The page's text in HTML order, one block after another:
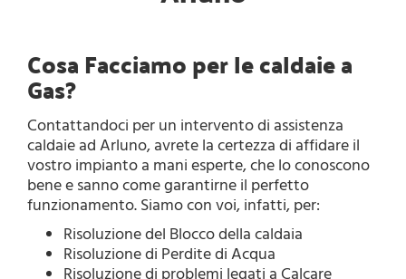
Cosa Facciamo per le caldaie a
Gas?
Contattandoci per un intervento di assistenza
caldaie ad Arluno, avrete la certezza di affidare il
vostro impianto a mani esperte, che lo conoscono
bene e sanno come garantirne il perfetto
funzionamento. Siamo con voi, infatti, per:
Risoluzione del Blocco della caldaia
Risoluzione di Perdite di Acqua
Risoluzione di problemi legati a Calcare